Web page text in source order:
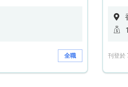
全職 刊登於